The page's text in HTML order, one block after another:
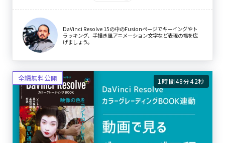
DaVinci Resolve 15の中のFusionページでキーイングやト
ラッキング、手描き風アニメーション文字など表現の幅を広
げましょう。
1時間48分42秒